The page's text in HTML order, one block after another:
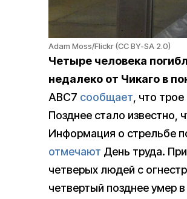
Adam Moss/Flickr (CC BY-SA 2.0)
Четыре человека
недалеко от Чикаго в
ABC7 сообщает, что
Позднее стало известно,
Информация о стрельбе
отмечают День труда.
четверых людей с
четвертый позднее умер